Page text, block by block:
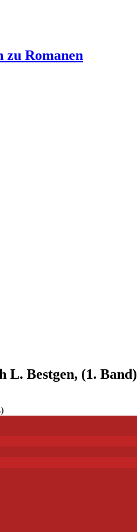
zu Romanen
L. Bestgen, (1. Band)